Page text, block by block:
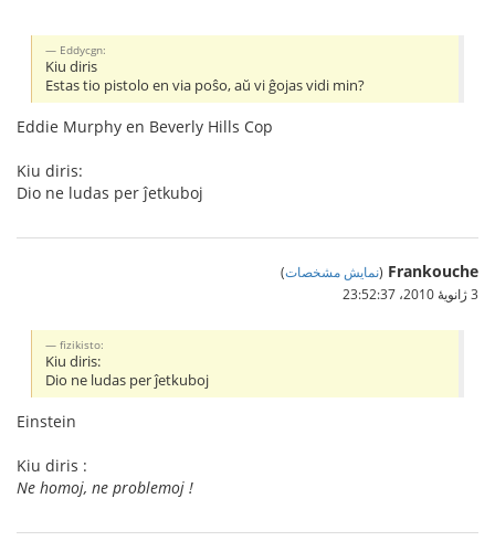
Eddycgn:
Kiu diris
Estas tio pistolo en via poŝo, aŭ vi ĝojas vidi min?
Eddie Murphy en Beverly Hills Cop
Kiu diris:
Dio ne ludas per ĵetkuboj
Frankouche
(نمایش مشخصات)
3 ژانویهٔ 2010،‏ 23:52:37
fizikisto:
Kiu diris:
Dio ne ludas per ĵetkuboj
Einstein
Kiu diris :
Ne homoj, ne problemoj !